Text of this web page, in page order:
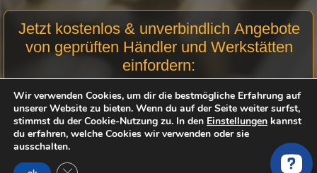
Anfrage
Stellen -
Produktseiten
Jetzt kostenlos & unverbindlich Angebote
von geprüften Händler und Werkstätten
einfordern:
Motorcode:
Optional
Wir verwenden Cookies, um dir die bestmögliche Erfahrung auf
unserer Website zu bieten. Wenn du auf der Seite weiter surfst,
stimmst du der Cookie-Nutzung zu. In den Einstellungen kannst
du erfahren, welche Cookies wir verwenden oder sie
ausschalten.
GDPR Cookie-Banner schließen